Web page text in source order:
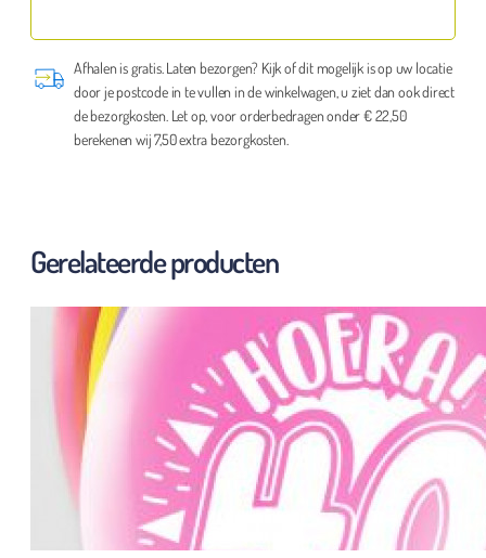
Afhalen is gratis. Laten bezorgen? Kijk of dit mogelijk is op uw locatie
door je postcode in te vullen in de winkelwagen, u ziet dan ook direct
de bezorgkosten. Let op, voor orderbedragen onder € 22,50
berekenen wij 7,50 extra bezorgkosten.
Gerelateerde producten